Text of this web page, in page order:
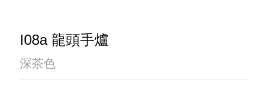
I08a 龍頭手爐
深茶色